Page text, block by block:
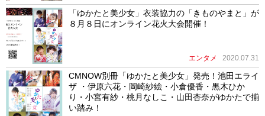
「ゆかたと美少女」衣装協力の「きものやまと」が
８月８日にオンライン花火大会開催！
エンタメ 2020.07.31
CMNOW別冊「ゆかたと美少女」発売！池田エライ
ザ ・伊原六花・岡崎紗絵・小倉優香・黒木ひか
り・小宮有紗・桃月なしこ・山田杏奈がゆかたで揃
い踏み！